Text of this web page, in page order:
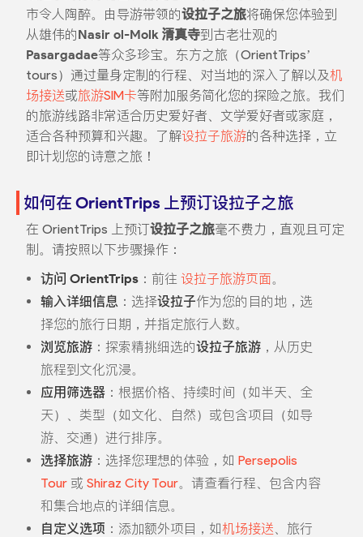
市令人陶醉。由导游带领的设拉子之旅将确保您体验到
从雄伟的Nasir ol-Molk 清真寺到古老壮观的
Pasargadae等众多珍宝。东方之旅（OrientTrips’
tours）通过量身定制的行程、对当地的深入了解以及机
场接送或旅游SIM卡等附加服务简化您的探险之旅。我们
的旅游线路非常适合历史爱好者、文学爱好者或家庭，
适合各种预算和兴趣。了解设拉子旅游的各种选择，立
即计划您的诗意之旅！
如何在 OrientTrips 上预订设拉子之旅
在 OrientTrips 上预订设拉子之旅毫不费力，直观且可定
制。请按照以下步骤操作：
访问 OrientTrips：前往 设拉子旅游页面。
输入详细信息 ：选择设拉子作为您的目的地，选
择您的旅行日期，并指定旅行人数。
浏览旅游：探索精挑细选的设拉子旅游，从历史
旅程到文化沉浸。
应用筛选器：根据价格、持续时间（如半天、全
天）、类型（如文化、自然）或包含项目（如导
游、交通）进行排序。
选择旅游：选择您理想的体验，如 Persepolis
Tour或 Shiraz City Tour。请查看行程、包含内容
和集合地点的详细信息。
自定义选项 ：添加额外项目，如机场接送、旅行